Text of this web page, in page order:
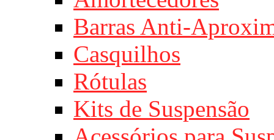
Barras Anti-
Casquilhos
Rótulas
Kits de Suspensão